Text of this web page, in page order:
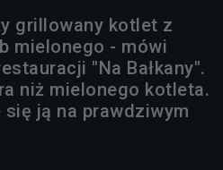
grillowany kotlet z
mielonego - mówi
"Na Bałkany".
niż mielonego kotleta.
ją na prawdziwym